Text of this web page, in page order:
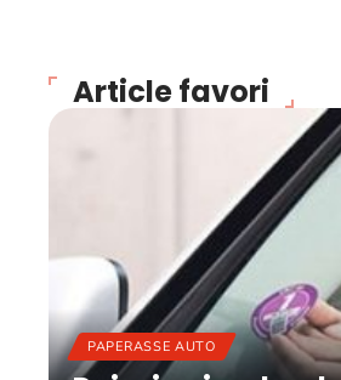
Article favori
PAPERASSE AUTO